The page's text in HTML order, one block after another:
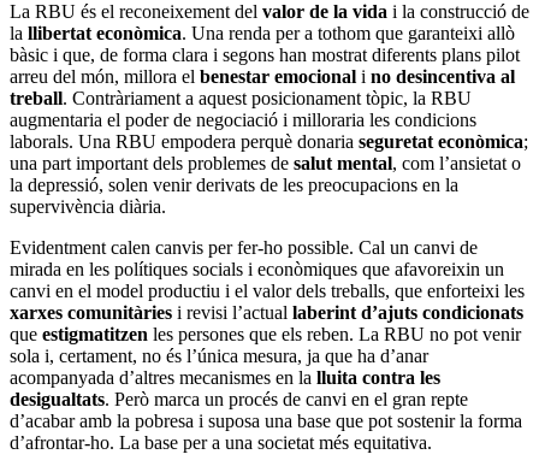
La RBU és el reconeixement del valor de la vida i la construcció de
la llibertat econòmica. Una renda per a tothom que garanteixi allò
bàsic i que, de forma clara i segons han mostrat diferents plans pilot
arreu del món, millora el benestar emocional i no desincentiva al
treball. Contràriament a aquest posicionament tòpic, la RBU
augmentaria el poder de negociació i milloraria les condicions
laborals. Una RBU empodera perquè donaria seguretat econòmica;
una part important dels problemes de salut mental, com l’ansietat o
la depressió, solen venir derivats de les preocupacions en la
supervivència diària.
Evidentment calen canvis per fer-ho possible. Cal un canvi de
mirada en les polítiques socials i econòmiques que afavoreixin un
canvi en el model productiu i el valor dels treballs, que enforteixi les
xarxes comunitàries i revisi l’actual laberint d’ajuts condicionats
que estigmatitzen les persones que els reben. La RBU no pot venir
sola i, certament, no és l’única mesura, ja que ha d’anar
acompanyada d’altres mecanismes en la lluita contra les
desigualtats. Però marca un procés de canvi en el gran repte
d’acabar amb la pobresa i suposa una base que pot sostenir la forma
d’afrontar-ho. La base per a una societat més equitativa.